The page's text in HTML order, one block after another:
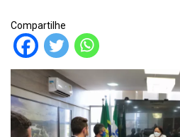
Compartilhe